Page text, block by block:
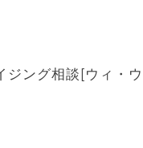
ジング相談[ウィ・